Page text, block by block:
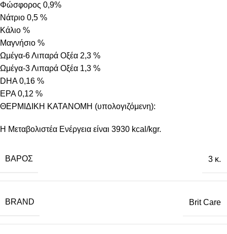
Φώσφορος 0,9%
Νάτριο 0,5 %
Κάλιο %
Μαγνήσιο %
Ωμέγα-6 Λιπαρά Οξέα 2,3 %
Ωμέγα-3 Λιπαρά Οξέα 1,3 %
DHA 0,16 %
EPA 0,12 %
ΘΕΡΜΙΔΙΚΗ ΚΑΤΑΝΟΜΗ (υπολογιζόμενη):
Η Μεταβολιστέα Ενέργεια είναι 3930 kcal/kgr.
ΒΆΡΟΣ 3 κ.
BRAND Brit Care